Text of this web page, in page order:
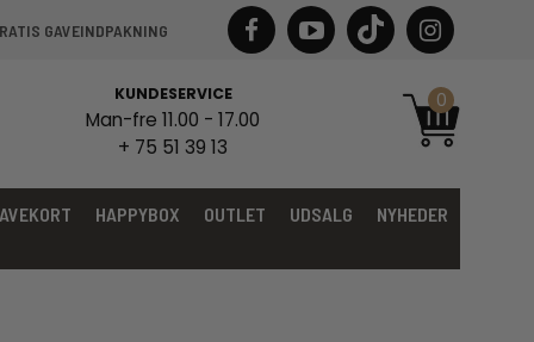
GAVEINDPAKNING
KUNDESERVICE
Man-fre 11.00 - 17.00
+ 75 51 39 13
0
HAPPYBOX OUTLET UDSALG NYHEDER